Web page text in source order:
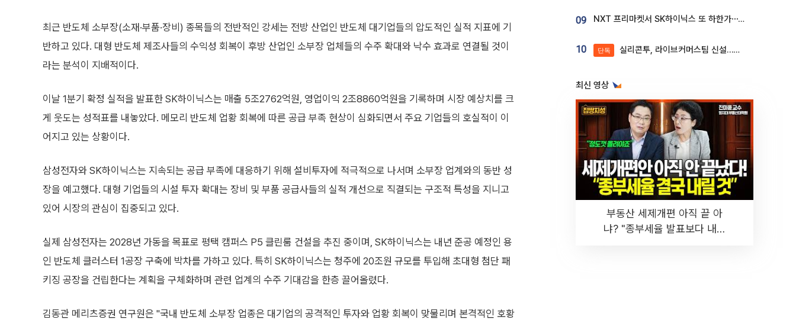
최근 반도체 소부장(소재·부품·장비) 종목들의 전반적인 강세는 전방 산업인 반도체 대기업들의 압도적인 실적 지표에 기
반하고 있다. 대형 반도체 제조사들의 수익성 회복이 후방 산업인 소부장 업체들의 수주 확대와 낙수 효과로 연결될 것이
라는 분석이 지배적이다.
이날 1분기 확정 실적을 발표한 SK하이닉스는 매출 5조2762억원, 영업이익 2조8860억원을 기록하며 시장 예상치를 크
게 웃도는 성적표를 내놓았다. 메모리 반도체 업황 회복에 따른 공급 부족 현상이 심화되면서 주요 기업들의 호실적이 이
어지고 있는 상황이다.
삼성전자와 SK하이닉스는 지속되는 공급 부족에 대응하기 위해 설비투자에 적극적으로 나서며 소부장 업계와의 동반 성
장을 예고했다. 대형 기업들의 시설 투자 확대는 장비 및 부품 공급사들의 실적 개선으로 직결되는 구조적 특성을 지니고
있어 시장의 관심이 집중되고 있다.
실제 삼성전자는 2028년 가동을 목표로 평택 캠퍼스 P5 클린룸 건설을 추진 중이며, SK하이닉스는 내년 준공 예정인 용
인 반도체 클러스터 1공장 구축에 박차를 가하고 있다. 특히 SK하이닉스는 청주에 20조원 규모를 투입해 초대형 첨단 패
키징 공장을 건립한다는 계획을 구체화하며 관련 업계의 수주 기대감을 한층 끌어올렸다.
김동관 메리츠증권 연구원은 "국내 반도체 소부장 업종은 대기업의 공격적인 투자와 업황 회복이 맞물리며 본격적인 호황
09 NXT 프리마켓서 SK하이닉스 또 하한가⋯‘11주 거래’에 시초가 왜곡
10 단독 실리콘투, 라이브커머스팀 신설…K뷰티 ‘글로벌 판매망’ 확대[K뷰티 라방戰]
최신 영상
부동산 세제개편 아직 끝 아
냐? "종부세율 발표보다 내릴